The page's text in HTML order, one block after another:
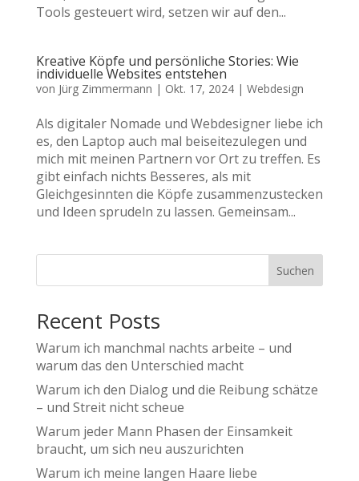
Tools gesteuert wird, setzen wir auf den...
Kreative Köpfe und persönliche Stories: Wie
individuelle Websites entstehen
von Jürg Zimmermann | Okt. 17, 2024| Webdesign
Als digitaler Nomade und Webdesigner liebe ich
es, den Laptop auch mal beiseitezulegen und
mich mit meinen Partnern vor Ort zu treffen. Es
gibt einfach nichts Besseres, als mit
Gleichgesinnten die Köpfe zusammenzustecken
und Ideen sprudeln zu lassen. Gemeinsam...
Suchen
Recent Posts
Warum ich manchmal nachts arbeite – und
warum das den Unterschied macht
Warum ich den Dialog und die Reibung schätze
– und Streit nicht scheue
Warum jeder Mann Phasen der Einsamkeit
braucht, um sich neu auszurichten
Warum ich meine langen Haare liebe